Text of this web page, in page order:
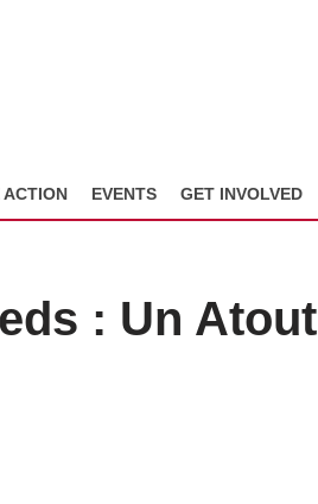
ACTION EVENTS GET INVOLVED
: Un Atout